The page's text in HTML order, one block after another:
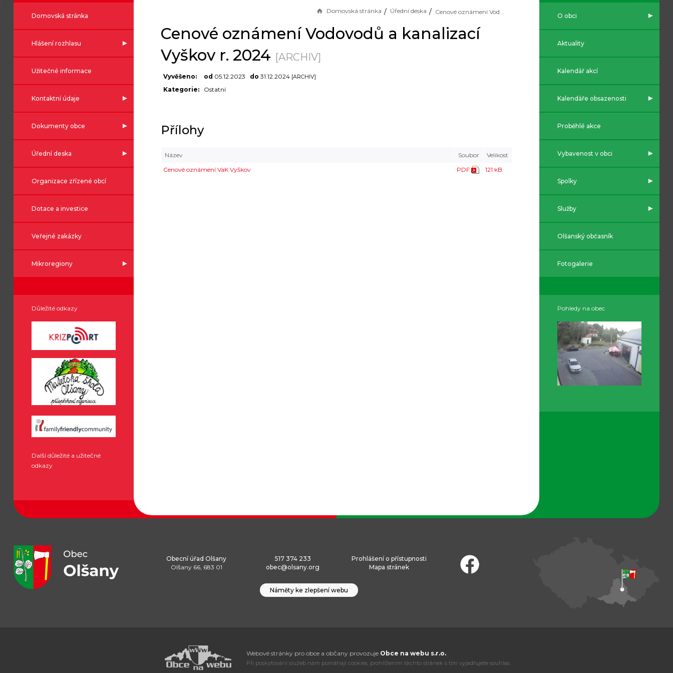
Domovská stránka
Hlášení rozhlasu
Užitečné informace
Kontaktní údaje
Dokumenty obce
Úřední deska
Organizace zřízené obcí
Dotace a investice
Veřejné zakázky
Mikroregiony
Důležité odkazy
Další důležité a užitečné
odkazy
Domovská stránka Úřední deska Cenové oznámení Vodovodů a kanalizací Vyškov r. 2024
Cenové oznámení Vodovodů a kanalizací
Vyškov r. 2024 [ARCHIV]
Vyvěšeno: od 05.12.2023 do 31.12.2024 [ARCHIV]
Kategorie: Ostatní
Přílohy
Název Soubor
Velikost
Cenové oznámení VaK Vyškov
PDF 121 kB
O obci
Aktuality
Kalendář akcí
Kalendáře obsazenosti
Proběhlé akce
Vybavenost v obci
Spolky
Služby
Olšanský občasník
Fotogalerie
Pohledy na obec
Obecní úřad Olšany
Olšany 66, 683 01
517 374 233
obec@olsany.org
Prohlášení o přístupnosti
Mapa stránek
Náměty ke zlepšení webu
Webové stránky pro obce a občany provozuje Obce na webu s.r.o.
Při poskytování služeb nám pomáhají cookies, prohlížením těchto stránek s tím vyjadřujete souhlas.